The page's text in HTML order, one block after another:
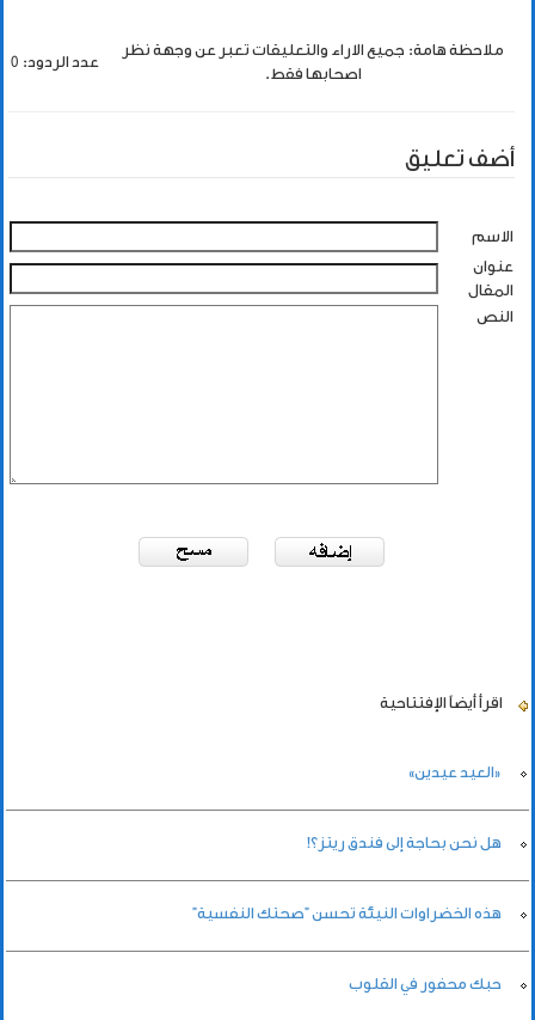
ملاحظة هامة: جميع الاراء والتعليقات تعبر عن وجهة نظر
اصحابها فقط.
عدد الردود: 0
أضف تعليق
الاسم
عنوان
المقال
النص
اقرأ أيضاً الإفتتاحية
«العيد عيدين»
هل نحن بحاجة إلى فندق ريتز؟!
هذه الخضراوات النيئة تحسن "صحتك النفسية"
حبك محفور في القلوب